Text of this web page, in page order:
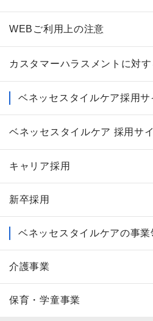
WEBご利用上の注意
カスタマーハラスメントに対
ベネッセスタイルケア採用サ
ベネッセスタイルケア 採用サ
キャリア採用
新卒採用
ベネッセスタイルケアの事業
介護事業
保育・学童事業